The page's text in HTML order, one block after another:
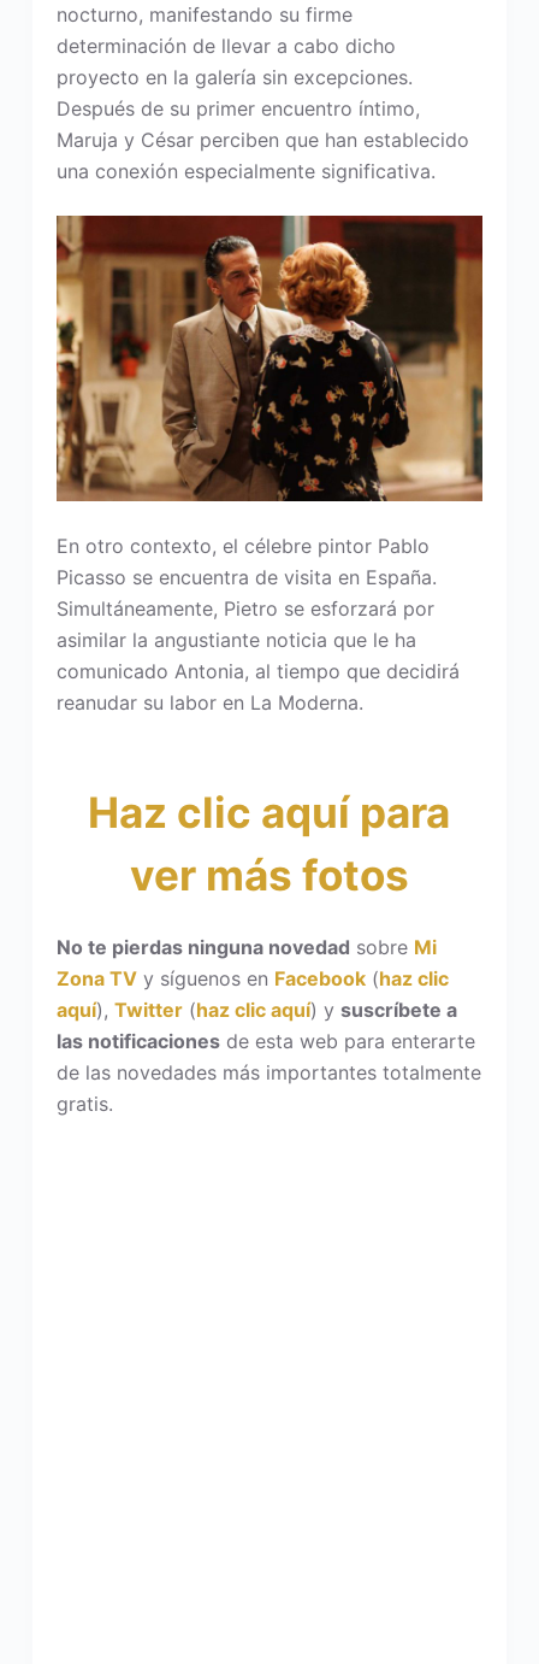
nocturno, manifestando su firme
determinación de llevar a cabo dicho
proyecto en la galería sin excepciones.
Después de su primer encuentro íntimo,
Maruja y César perciben que han establecido
una conexión especialmente significativa.
En otro contexto, el célebre pintor Pablo
Picasso se encuentra de visita en España.
Simultáneamente, Pietro se esforzará por
asimilar la angustiante noticia que le ha
comunicado Antonia, al tiempo que decidirá
reanudar su labor en La Moderna.
Haz clic aquí para
ver más fotos
No te pierdas ninguna novedad sobre Mi
Zona TVy síguenos en Facebook(haz clic
aquí), Twitter(haz clic aquí) y suscríbete a
las notificacionesde esta web para enterarte
de las novedades más importantes totalmente
gratis.